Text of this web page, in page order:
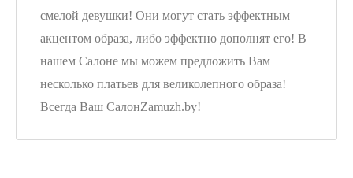
смелой девушки! Они могут стать эффектным
акцентом образа, либо эффектно дополнят его! В
нашем Салоне мы можем предложить Вам
несколько платьев для великолепного образа!
Всегда Ваш СалонZamuzh.by!